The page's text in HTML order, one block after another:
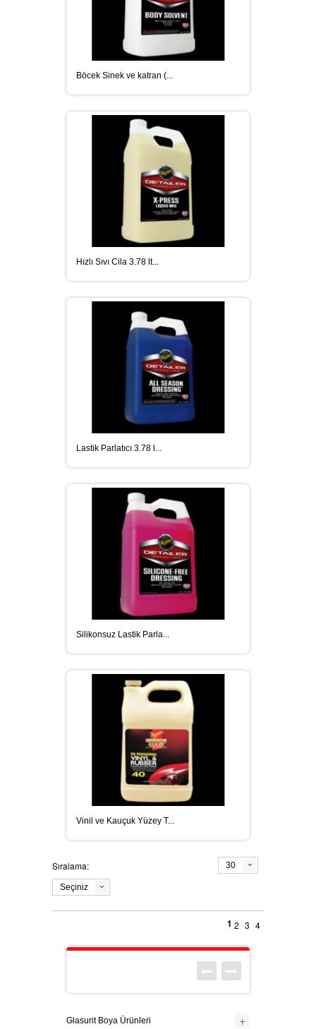
Böcek Sinek ve katran (...
Hızlı Sıvı Cila 3.78 lt...
Lastik Parlatıcı 3.78 l...
Silikonsuz Lastik Parla...
Vinil ve Kauçuk Yüzey T...
Sıralama:
Seçiniz
30
1 2 3 4
Glasurit Boya Ürünleri +